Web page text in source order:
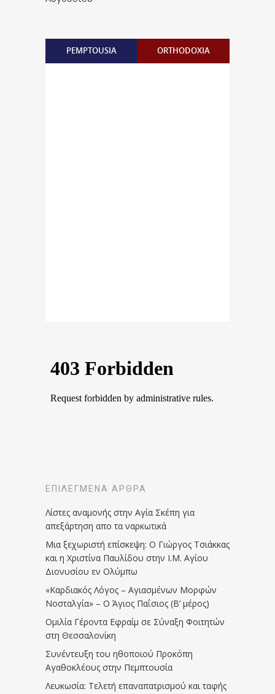
PEMPTOUSIA ORTHODOXIA
ΕΠΙΛΕΓΜΈΝΑ ΆΡΘΡΑ
Λίστες αναμονής στην Αγία Σκέπη για
απεξάρτηση απο τα ναρκωτικά
Μια ξεχωριστή επίσκεψη: Ο Γιώργος Τσιάκκας
και η Χριστίνα Παυλίδου στην Ι.Μ. Αγίου
Διονυσίου εν Ολύμπω
«Καρδιακός Λόγος – Αγιασμένων Μορφών
Νοσταλγία» – Ο Άγιος Παΐσιος (Β’ μέρος)
Ομιλία Γέροντα Εφραίμ σε Σύναξη Φοιτητών
στη Θεσσαλονίκη
Συνέντευξη του ηθοποιού Προκόπη
Αγαθοκλέους στην Πεμπτουσία
Λευκωσία: Τελετή επαναπατρισμού και ταφής